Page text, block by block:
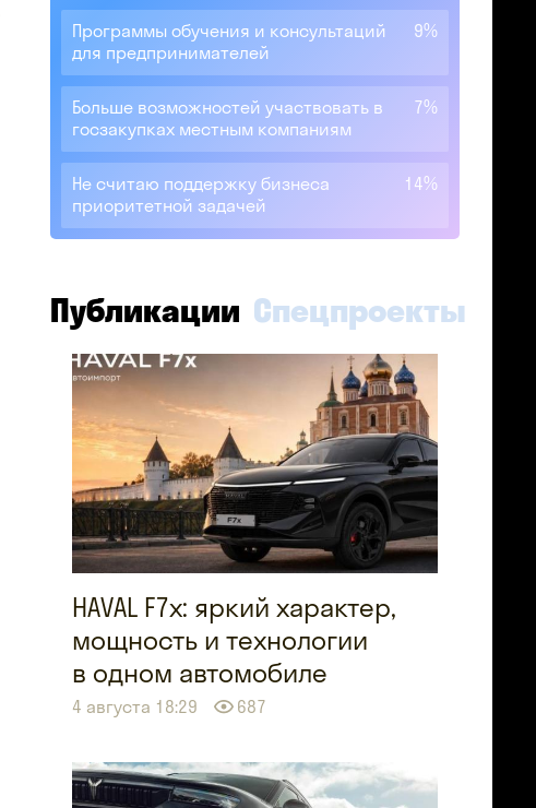
Программы обучения и консультаций
для предпринимателей
9%
Больше возможностей участвовать в
госзакупках местным компаниям
7%
Не считаю поддержку бизнеса
приоритетной задачей
14%
Публикации Спецпроекты
HAVAL F7x: яркий характер,
мощность и технологии
в одном автомобиле
4 августа 18:29 687